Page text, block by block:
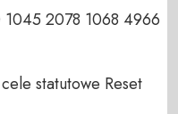
2078 1068 4966
statutowe Reset